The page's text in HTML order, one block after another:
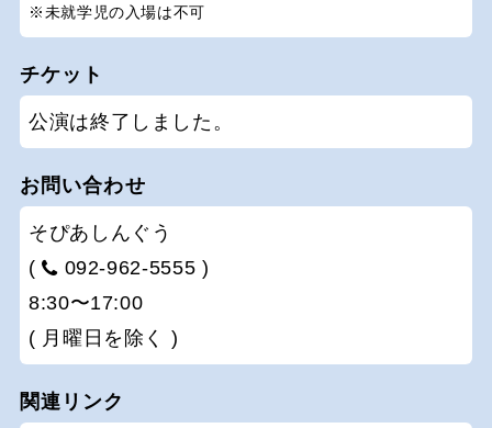
※未就学児の入場は不可
チケット
公演は終了しました。
お問い合わせ
そぴあしんぐう
(
092-962-5555 )
8:30〜17:00
( 月曜日を除く )
関連リンク